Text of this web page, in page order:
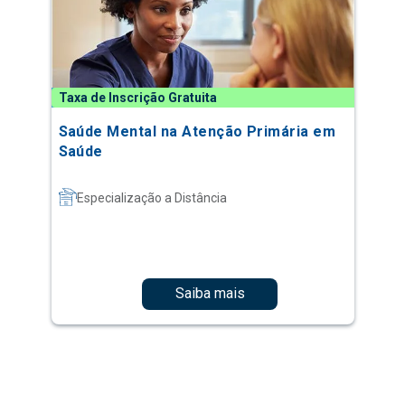
Taxa de Inscrição Gratuita
Saúde Mental na Atenção Primária em
Saúde
Especialização a Distância
Saiba mais